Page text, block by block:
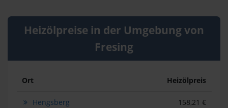
Heizölpreise in der Umgebung von
Fresing
Ort Heizölpreis
Hengsberg 158,21 €